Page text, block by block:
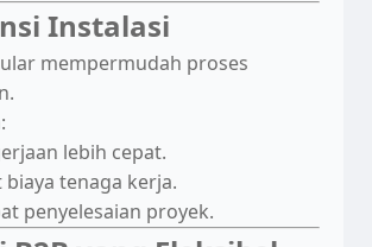
Instalasi
mempermudah proses
lebih cepat.
tenaga kerja.
penyelesaian proyek.